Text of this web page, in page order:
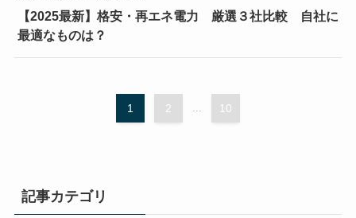
【2025最新】格安・再エネ電力 厳選３社比較 自社に
最適なものは？
1 2 ... 10
記事カテゴリ